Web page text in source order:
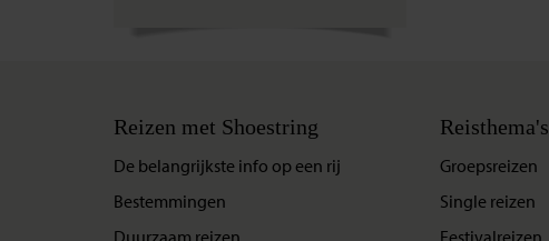
Reizen met Shoestring
De belangrijkste info op een rij
Bestemmingen
Duurzaam reizen
Reisthema's
Groepsreizen
Single reizen
Festivalreizen